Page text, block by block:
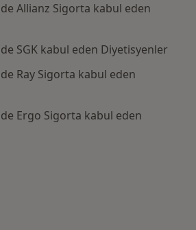
Allianz Sigorta kabul eden
SGK kabul eden Diyetisyenler
Ray Sigorta kabul eden
Ergo Sigorta kabul eden